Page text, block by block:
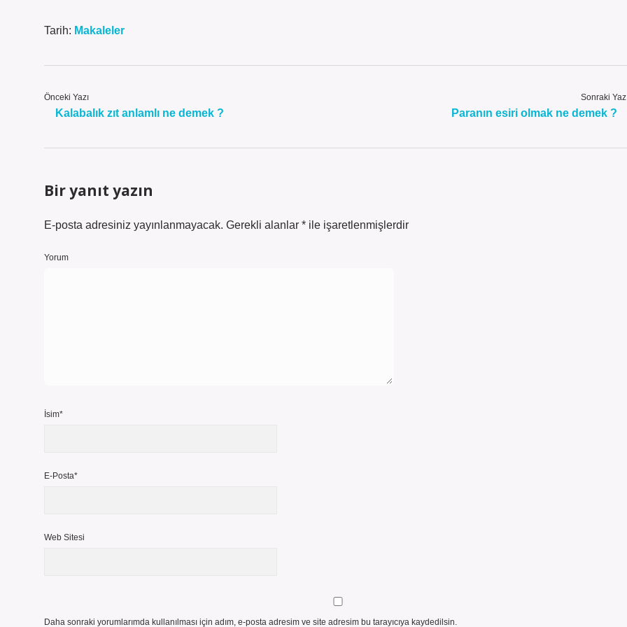
Tarih: Makaleler
Önceki Yazı
Kalabalık zıt anlamlı ne demek ?
Sonraki
Paranın esiri olmak ne demek ?
Bir yanıt yazın
E-posta adresiniz yayınlanmayacak. Gerekli alanlar * ile işaretlenmişlerdir
Yorum
İsim*
E-Posta*
Web Sitesi
Daha sonraki yorumlarımda kullanılması için adım, e-posta adresim ve site adresim bu tarayıcıya kaydedilsin.